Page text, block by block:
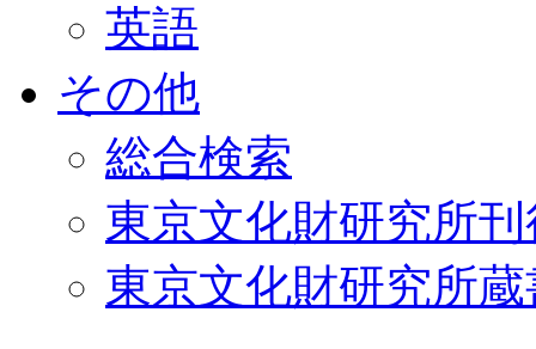
英語
その他
総合検索
東京文化財研究所
東京文化財研究所